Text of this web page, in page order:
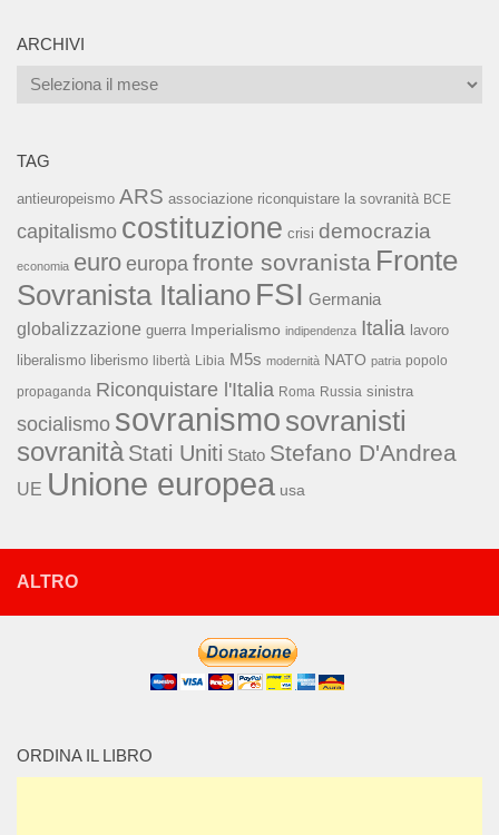
ARCHIVI
Archivi
TAG
antieuropeismo ARS associazione riconquistare la sovranità BCE
capitalismo costituzione crisi democrazia
economia euro europa fronte sovranista Fronte
Sovranista Italiano FSI Germania
globalizzazione guerra Imperialismo indipendenza Italia lavoro
liberalismo liberismo libertà Libia M5s modernità NATO patria popolo
propaganda Riconquistare l'Italia Roma Russia sinistra
socialismo sovranismo sovranisti
sovranità Stati Uniti Stato Stefano D'Andrea
UE Unione europea usa
ALTRO
ORDINA IL LIBRO